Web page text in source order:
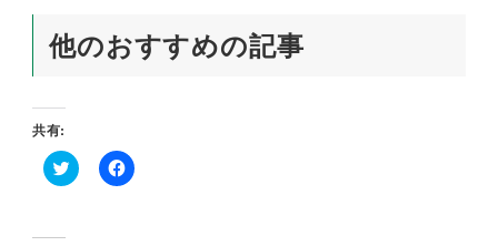
他のおすすめの記事
共有:
ク F